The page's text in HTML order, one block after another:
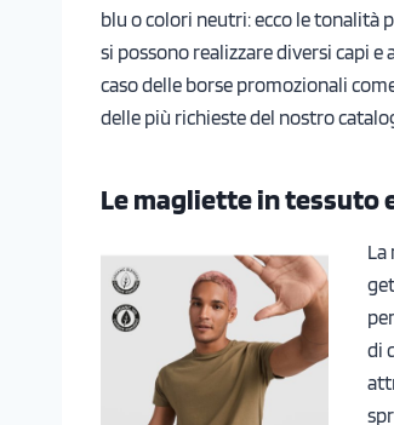
blu o colori neutri: ecco le tonalità
si possono realizzare diversi capi
caso delle borse promozionali
delle più richieste del nostro
Le magliette in tessuto
La
di